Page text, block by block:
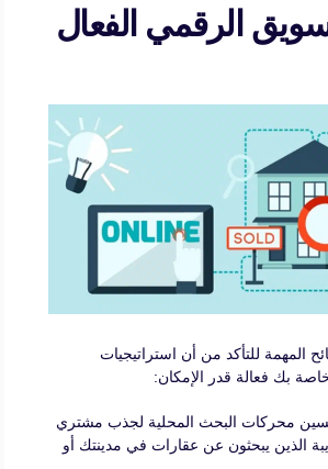
الرقمي الفعال
المهمة للتأكد من أن استراتيجيات
بك فعالة قدر الإمكان:
محركات البحث المحلية لجذب مشتري
الذين يبحثون عن عقارات في مدينتك أو